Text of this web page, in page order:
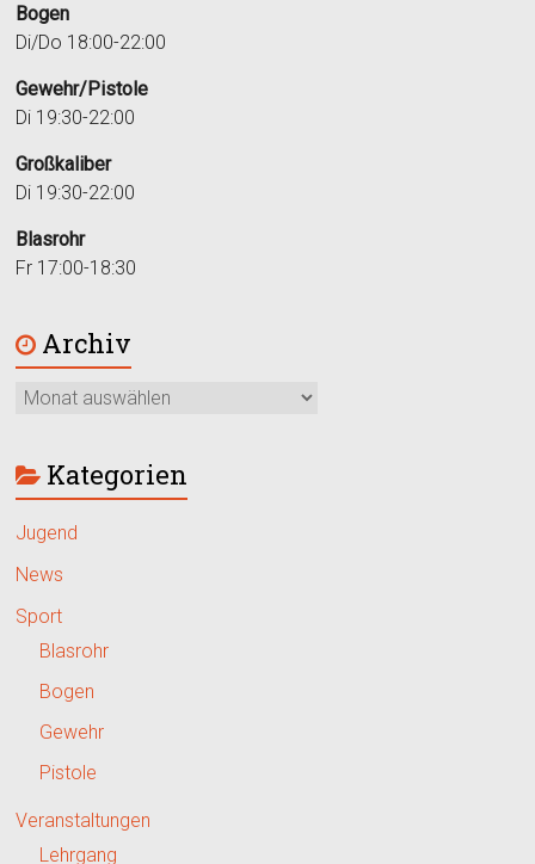
Bogen
Di/Do 18:00-22:00
Gewehr/Pistole
Di 19:30-22:00
Großkaliber
Di 19:30-22:00
Blasrohr
Fr 17:00-18:30
Archiv
Kategorien
Jugend
News
Sport
Blasrohr
Bogen
Gewehr
Pistole
Veranstaltungen
Lehrgang